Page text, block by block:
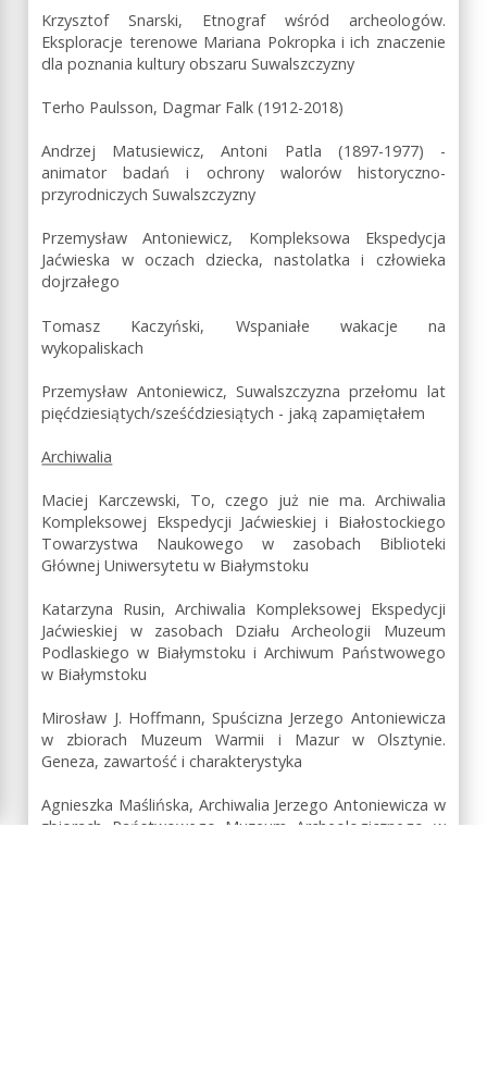
Krzysztof Snarski, Etnograf wśród archeologów.
Eksploracje terenowe Mariana Pokropka i ich znaczenie
dla poznania kultury obszaru Suwalszczyzny
Terho Paulsson, Dagmar Falk (1912-2018)
Andrzej Matusiewicz, Antoni Patla (1897-1977) -
animator badań i ochrony walorów historyczno-
przyrodniczych Suwalszczyzny
Przemysław Antoniewicz, Kompleksowa Ekspedycja
Jaćwieska w oczach dziecka, nastolatka i człowieka
dojrzałego
Tomasz Kaczyński, Wspaniałe wakacje na
wykopaliskach
Przemysław Antoniewicz, Suwalszczyzna przełomu lat
pięćdziesiątych/sześćdziesiątych - jaką zapamiętałem
Archiwalia
Maciej Karczewski, To, czego już nie ma. Archiwalia
Kompleksowej Ekspedycji Jaćwieskiej i Białostockiego
Towarzystwa Naukowego w zasobach Biblioteki
Głównej Uniwersytetu w Białymstoku
Katarzyna Rusin, Archiwalia Kompleksowej Ekspedycji
Jaćwieskiej w zasobach Działu Archeologii Muzeum
Podlaskiego w Białymstoku i Archiwum Państwowego
w Białymstoku
Mirosław J. Hoffmann, Spuścizna Jerzego Antoniewicza
w zbiorach Muzeum Warmii i Mazur w Olsztynie.
Geneza, zawartość i charakterystyka
Agnieszka Maślińska, Archiwalia Jerzego Antoniewicza w
zbiorach Państwowego Muzeum Archeologicznego w